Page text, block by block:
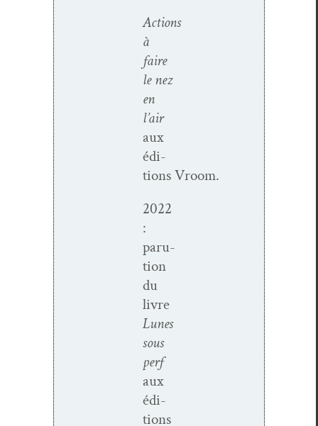
Actions
à
faire
le nez
en
l’air
aux
édi­
tions Vroom.
2022
:
paru­
tion
du
livre
Lunes
sous
perf
aux
édi­
tions